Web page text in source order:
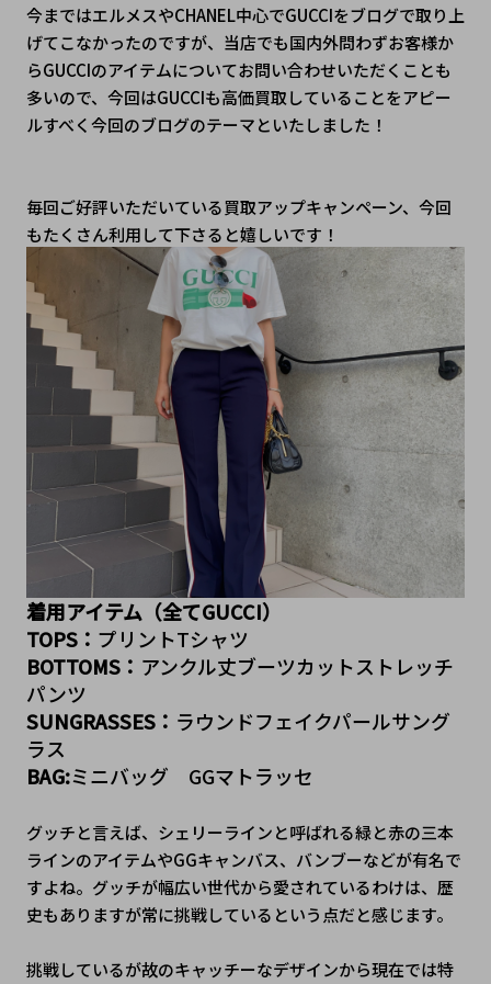
今まではエルメスやCHANEL中心でGUCCIをブログで取り上
げてこなかったのですが、当店でも国内外問わずお客様か
らGUCCIのアイテムについてお問い合わせいただくことも
多いので、今回はGUCCIも高価買取していることをアピー
ルすべく今回のブログのテーマといたしました！
毎回ご好評いただいている買取アップキャンペーン、今回
もたくさん利用して下さると嬉しいです！
着用アイテム（全てGUCCI）
TOPS： プリントTシャツ
BOTTOMS： アンクル丈ブーツカットストレッチ
パンツ
SUNGRASSES： ラウンドフェイクパールサング
ラス
BAG:ミニバッグ　GGマトラッセ
グッチと言えば、シェリーラインと呼ばれる緑と赤の三本
ラインのアイテムやGGキャンバス、バンブーなどが有名で
すよね。グッチが幅広い世代から愛されているわけは、歴
史もありますが常に挑戦しているという点だと感じます。
挑戦しているが故のキャッチーなデザインから現在では特